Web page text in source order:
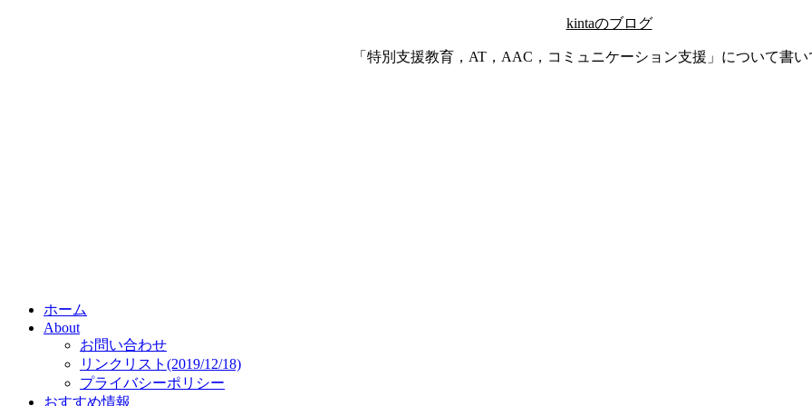
kintaのブログ
「特別支援教育，AT，AAC，コミュニケーション支援」について書
ホーム
About
お問い合わせ
リンクリスト(2019/12/18)
プライバシーポリシー
おすすめ情報